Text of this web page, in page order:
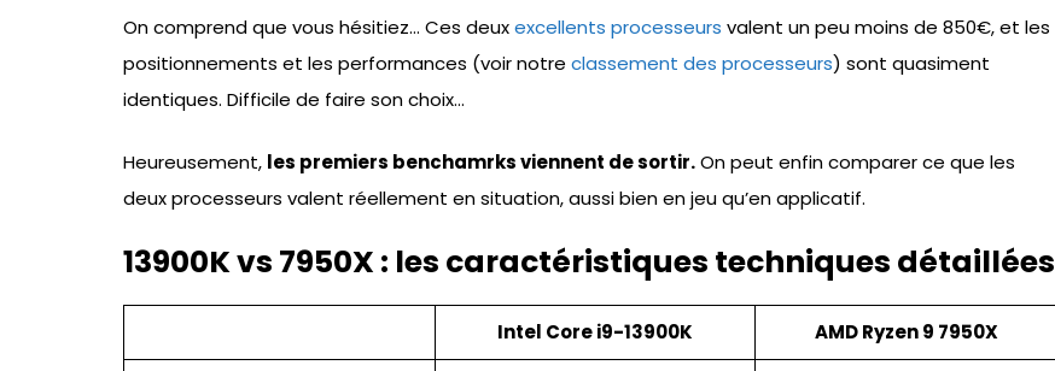
On comprend que vous hésitiez… Ces deuxexcellents processeurs valent un peu moins de 850€, et les
positionnements et les performances (voir notre classement des processeurs) sont quasiment
identiques. Difficile de faire son choix…
Heureusement, les premiers benchamrks viennent de sortir.On peut enfin comparer ce que les
deux processeurs valent réellement en situation, aussi bien en jeu qu’en applicatif.
13900K vs 7950X : les caractéristiques techniques détaillées
Intel Core i9-13900K AMD Ryzen 9 7950X